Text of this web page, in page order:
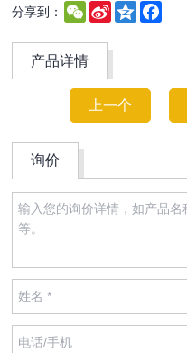
分享到： WeChat
Sina
Weibo
Qzone
产品详情
上一个
询价